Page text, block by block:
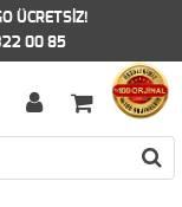
ÜCRETSİZ!
00 85